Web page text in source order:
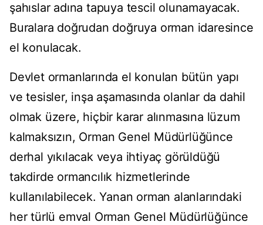
şahıslar adına tapuya tescil olunamayacak.
Buralara doğrudan doğruya orman idaresince
el konulacak.
Devlet ormanlarında el konulan bütün yapı
ve tesisler, inşa aşamasında olanlar da dahil
olmak üzere, hiçbir karar alınmasına lüzum
kalmaksızın, Orman Genel Müdürlüğünce
derhal yıkılacak veya ihtiyaç görüldüğü
takdirde ormancılık hizmetlerinde
kullanılabilecek. Yanan orman alanlarındaki
her türlü emval Orman Genel Müdürlüğünce